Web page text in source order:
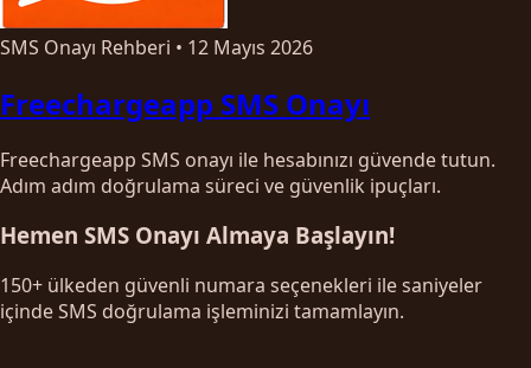
SMS Onayı Rehberi • 12 Mayıs 2026
Freechargeapp SMS Onayı
Freechargeapp SMS onayı ile hesabınızı güvende tutun.
Adım adım doğrulama süreci ve güvenlik ipuçları.
Hemen SMS Onayı Almaya Başlayın!
150+ ülkeden güvenli numara seçenekleri ile saniyeler
içinde SMS doğrulama işleminizi tamamlayın.